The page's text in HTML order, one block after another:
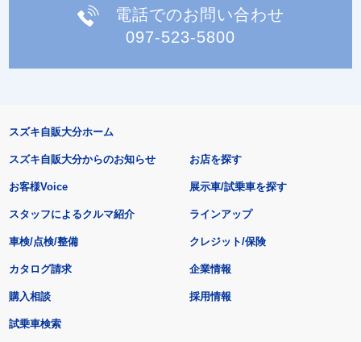
電話でのお問い合わせ
097-523-5800
スズキ自販大分ホーム
スズキ自販大分からのお知らせ
お客様Voice
スタッフによるクルマ紹介
お店を探す
展示車/試乗車を探す
ラインアップ
車検/点検/整備 クレジット/保険
カタログ請求
購入相談
試乗車検索
企業情報
採用情報